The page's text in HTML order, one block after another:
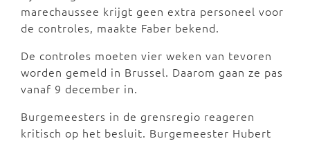
marechaussee krijgt geen extra personeel voor
de controles, maakte Faber bekend.
De controles moeten vier weken van tevoren
worden gemeld in Brussel. Daarom gaan ze pas
vanaf 9 december in.
Burgemeesters in de grensregio reageren
kritisch op het besluit. Burgemeester Hubert